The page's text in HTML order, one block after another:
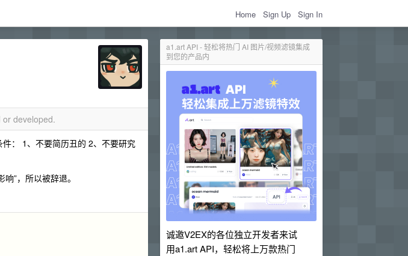
Home Sign Up Sign In
a1.art API - 轻松将热门 AI 图片/视频滤镜集成
到您的产品内
诚邀V2EX的各位独立开发者来试
用a1.art API，轻松将上万款热门
developed.
： 1、不要简历丑的 2、不要研究
”，所以被辞退。